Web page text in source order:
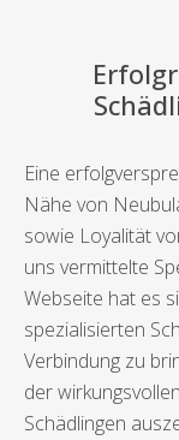
Eine
Nähe von
sowie Loyalität
uns vermittelte
Webseite hat es
spezialisierten
Verbindung zu
der
Schädlingen